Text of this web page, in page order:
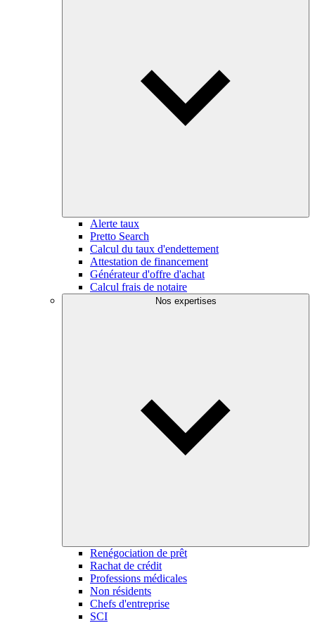
Alerte taux
Pretto Search
Calcul du taux d'endettement
Attestation de financement
Générateur d'offre d'achat
Calcul frais de notaire
Nos expertises
Renégociation de prêt
Rachat de crédit
Professions médicales
Non résidents
Chefs d'entreprise
SCI